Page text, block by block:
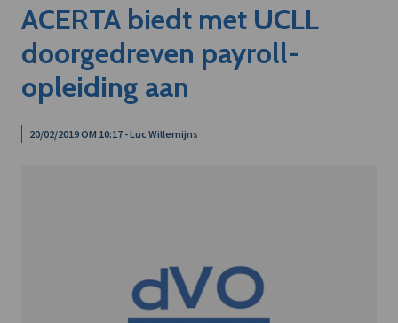
ACERTA biedt met UCLL
doorgedreven payroll-
opleiding aan
20/02/2019 OM 10:17 - Luc Willemijns